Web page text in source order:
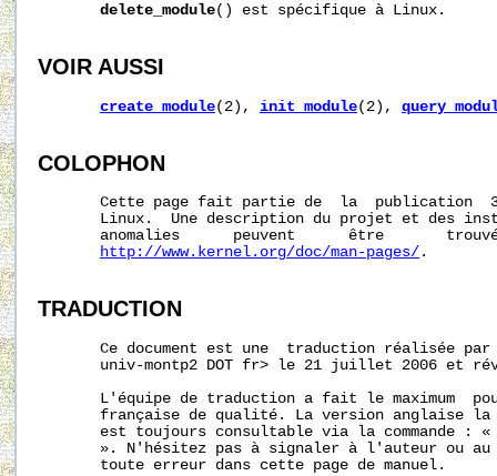
delete_module() est spécifique à Linux.
VOIR AUSSI
create_module(2), init_module(2),
COLOPHON
Cette page fait partie de  la  publication
Linux.  Une description du projet et des
anomalies      peuvent      être
http://www.kernel.org/doc/man-pages/ .
TRADUCTION
Ce document est une  traduction réalisée
univ-montp2 DOT fr> le 21 juillet 2006 et
L'équipe de traduction a fait le maximum
française de qualité. La version anglaise
est toujours consultable via la commande :
». N'hésitez pas à signaler à l'auteur ou